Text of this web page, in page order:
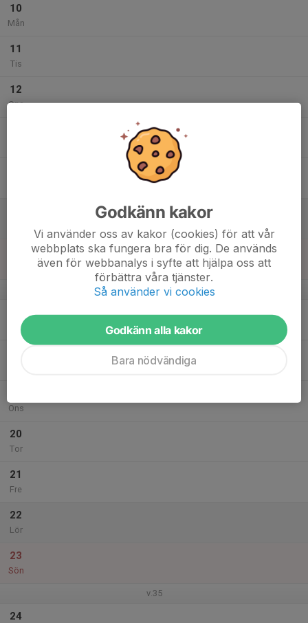
10
Mån
11
Tis
12
Ons
v.34
Mån
Ons
20
Tor
21
Fre
22
Lör
23
Sön
v.35
24
Godkänn kakor
Vi använder oss av kakor (cookies) för att vår
webbplats ska fungera bra för dig. De används
även för webbanalys i syfte att hjälpa oss att
förbättra våra tjänster.
Så använder vi cookies
Godkänn alla kakor
Bara nödvändiga